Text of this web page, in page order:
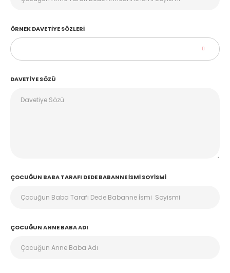
ÖRNEK DAVETIYE SÖZLERI
DAVETIYE SÖZÜ
ÇOCUĞUN BABA TARAFI DEDE BABANNE İSMI SOYISMI
ÇOCUĞUN ANNE BABA ADI